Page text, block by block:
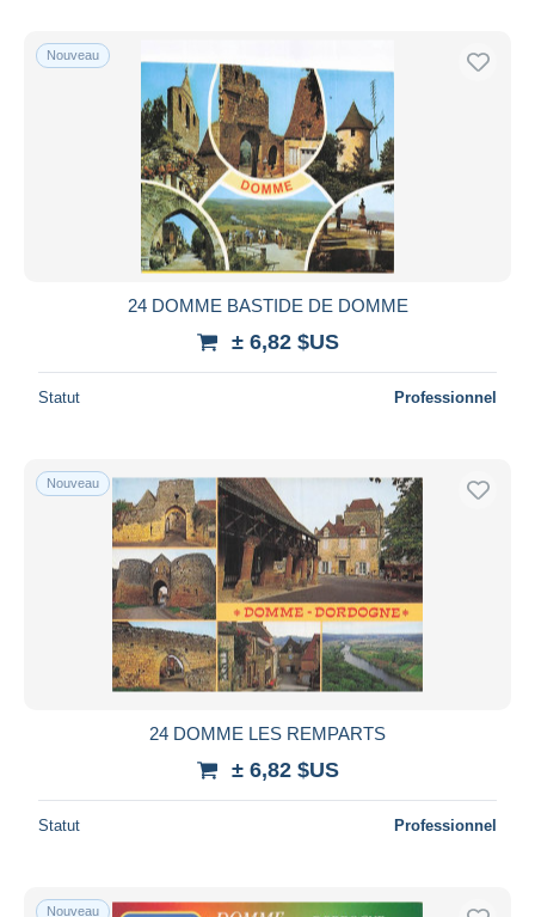
Nouveau
24 DOMME BASTIDE DE DOMME
± 6,82 $US
Statut Professionnel
Nouveau
24 DOMME LES REMPARTS
± 6,82 $US
Statut Professionnel
Nouveau